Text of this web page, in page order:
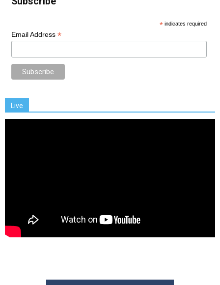
* indicates required
Email Address *
Live